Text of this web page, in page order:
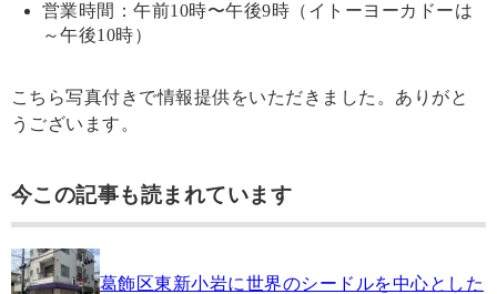
営業時間：午前10時〜午後9時（イトーヨーカドーは
～午後10時）
こちら写真付きで情報提供をいただきました。ありがと
うございます。
今この記事も読まれています
葛飾区東新小岩に世界のシードルを中心とした